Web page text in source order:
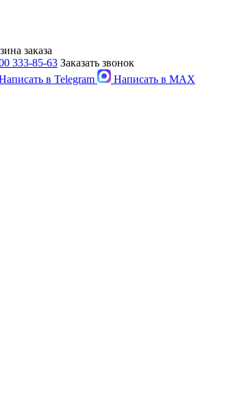
заказа
333-85-63 Заказать звонок
в Telegram
Написать в MAX